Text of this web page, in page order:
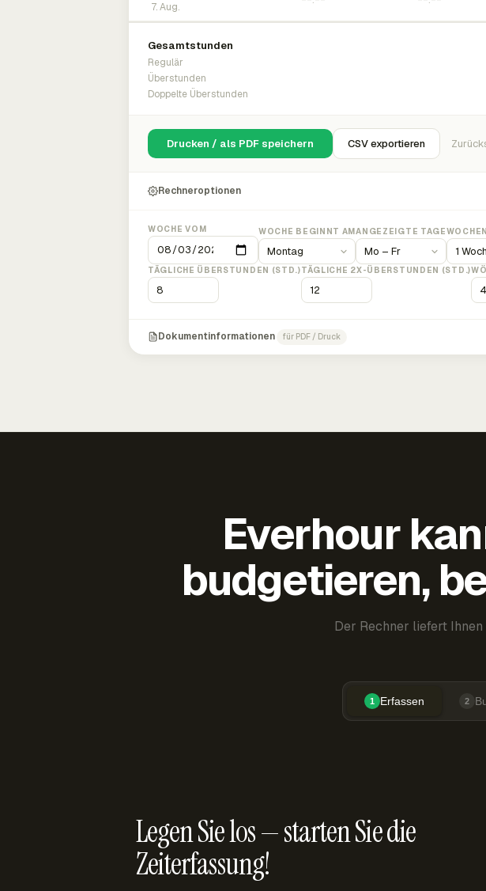
7. Aug.
Gesamtstunden
Regulär
Überstunden
Doppelte Überstunden
Drucken / als PDF speichern CSV exportieren
Rechneroptionen
WOCHE VOM WOCHE BEGINNT AMANGEZEIGTE TAGEWOCHEN
TÄGLICHE ÜBERSTUNDEN (STD.)TÄGLICHE 2X-ÜBERSTUNDEN (STD.)
Dokumentinformationen für PDF / Druck
Everhour
budgetieren,
Der Rechner liefert
1 Erfassen 2
Legen Sie los — starten Sie die
Zeiterfassung!